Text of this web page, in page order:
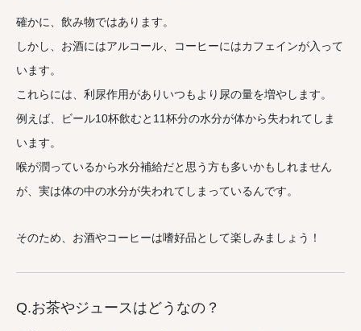
確かに、飲み物ではあります。
しかし、お酒にはアルコール、コーヒーにはカフェインが入って
います。
これらには、利尿作用がありいつもより尿の量を増やします。
例えば、ビール10杯飲むと11杯分の水分が体から失われてしま
います。
喉が潤っているから水分補給だと思う方も多いかもしれません
が、実は体の中の水分が失われてしまっているんです。
そのため、お酒やコーヒーは嗜好品として楽しみましょう！
Q.お茶やジュースはどうなの？